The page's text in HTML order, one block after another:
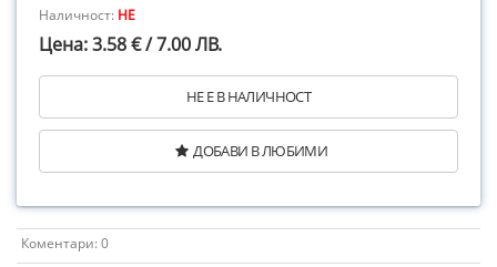
Наличност: НЕ
Цена: 3.58 € / 7.00 ЛВ.
НЕ Е В НАЛИЧНОСТ
ДОБАВИ В ЛЮБИМИ
Коментари: 0